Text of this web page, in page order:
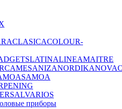
CLASICACOLOUR-
LATINALINEAMAITRE
MESANIZANORDIKANOVA
SAMOA
VARIOS
приборы